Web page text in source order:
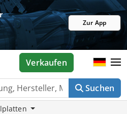
Zur App
Suchen
Verkaufen